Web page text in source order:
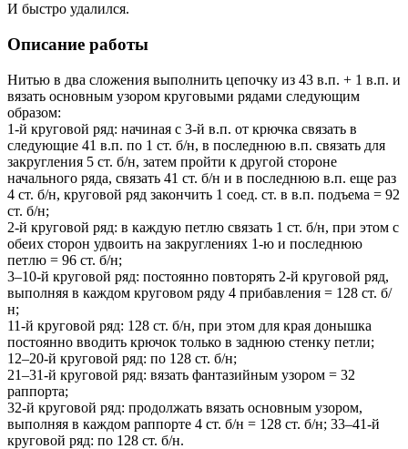
И быстро удалился.
Описание работы
Нитью в два сложения выполнить цепочку из 43 в.п. + 1 в.п. и
вязать основным узором круговыми рядами следующим
образом:
1-й круговой ряд: начиная с 3-й в.п. от крючка связать в
следующие 41 в.п. по 1 ст. б/н, в последнюю в.п. связать для
закругления 5 ст. б/н, затем пройти к другой стороне
начального ряда, связать 41 ст. б/н и в последнюю в.п. еще раз
4 ст. б/н, круговой ряд закончить 1 соед. ст. в в.п. подъема = 92
ст. б/н;
2-й круговой ряд: в каждую петлю связать 1 ст. б/н, при этом с
обеих сторон удвоить на закруглениях 1-ю и последнюю
петлю = 96 ст. б/н;
3–10-й круговой ряд: постоянно повторять 2-й круговой ряд,
выполняя в каждом круговом ряду 4 прибавления = 128 ст. б/
н;
11-й круговой ряд: 128 ст. б/н, при этом для края донышка
постоянно вводить крючок только в заднюю стенку петли;
12–20-й круговой ряд: по 128 ст. б/н;
21–31-й круговой ряд: вязать фантазийным узором = 32
раппорта;
32-й круговой ряд: продолжать вязать основным узором,
выполняя в каждом раппорте 4 ст. б/н = 128 ст. б/н; 33–41-й
круговой ряд: по 128 ст. б/н.